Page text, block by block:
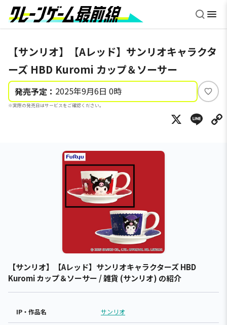
【サンリオ】【Aレッド】サンリオキャラクタ
ーズ HBD Kuromi カップ＆ソーサー
発売予定： 2025年9月6日 0時
※実際の発売日はサービスをご確認ください。
い
ね
X
【サンリオ】【Aレッド】サンリオキャラクターズ HBD
Kuromi カップ＆ソーサー / 雑貨 (サンリオ) の紹介
IP・作品名 サンリオ